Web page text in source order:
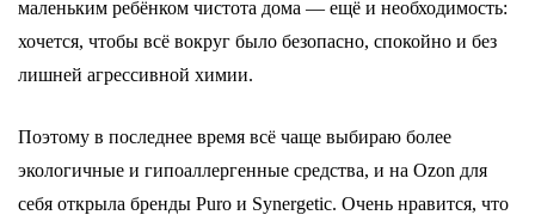
маленьким ребёнком чистота дома — ещё и необходимость:
хочется, чтобы всё вокруг было безопасно, спокойно и без
лишней агрессивной химии.
Поэтому в последнее время всё чаще выбираю более
экологичные и гипоаллергенные средства, и на Ozon для
себя открыла бренды Puro и Synergetic. Очень нравится, что